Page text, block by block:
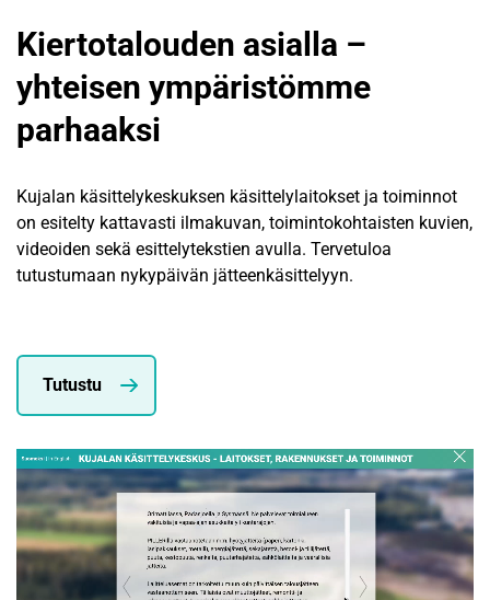
Kiertotalouden asialla –
yhteisen ympäristömme
parhaaksi
Kujalan käsittelykeskuksen käsittelylaitokset ja toiminnot
on esitelty kattavasti ilmakuvan, toimintokohtaisten kuvien,
videoiden sekä esittelytekstien avulla. Tervetuloa
tutustumaan nykypäivän jätteenkäsittelyyn.
Tutustu